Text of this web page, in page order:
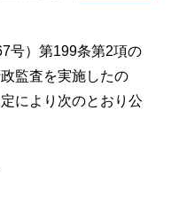
号）第199条第2項の
監査を実施したの
により次のとおり公